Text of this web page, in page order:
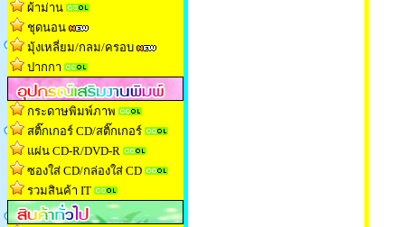
ผ้าม่าน
ชุดนอน
มุ้งเหลี่ยม/กลม/ครอบ
ปากกา
กระดาษพิมพ์ภาพ
สติ๊กเกอร์ CD/สติ๊กเกอร์
แผ่น CD-R/DVD-R
ซองใส่ CD/กล่องใส่ CD
รวมสินค้า IT